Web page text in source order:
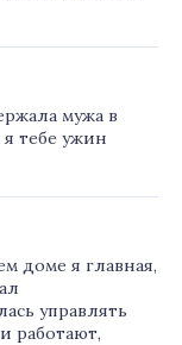
мужа в
тебе ужин
доме я главная,
управлять
работают,